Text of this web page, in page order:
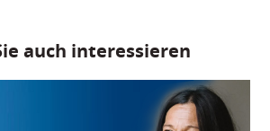
auch interessieren